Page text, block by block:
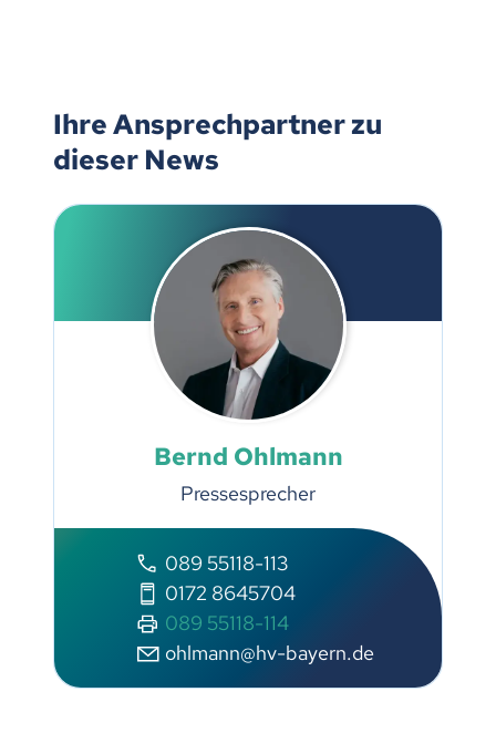
Ihre Ansprechpartner zu
dieser News
Bernd Ohlmann
Pressesprecher
089 55118-113
0172 8645704
089 55118-114
ohlmann@hv-bayern.de